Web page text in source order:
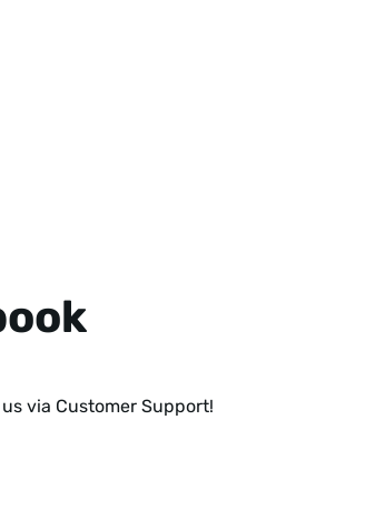
via Customer Support!